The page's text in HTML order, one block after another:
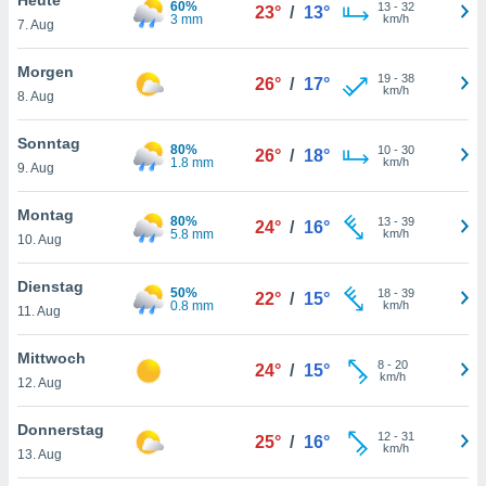
oder
Partner
es uns
das
der
Profil zu
Ihnen
finden
. Sie
jederzeit
Rand
7. Aug
60%
3 mm
23° / 13° 13- 32
km/h
Morgen
8. Aug
26° / 17° 19- 38
km/h
Sonntag
9. Aug
80%
1.8 mm
26° / 18° 10- 30
km/h
Montag
10. Aug
80%
5.8 mm
24° / 16° 13- 39
km/h
Dienstag
11. Aug
50%
0.8 mm
22° / 15° 18- 39
km/h
Mittwoch
12. Aug
24° / 15° 8- 20
km/h
Donnerstag
13. Aug
25° / 16° 12- 31
km/h